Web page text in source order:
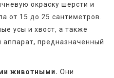
окраску шерсти и
от 15 до 25 сантиметров.
усы и хвост, а также
аппарат, предназначенный
животными. Они